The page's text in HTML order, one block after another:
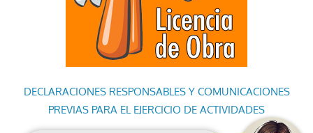
DECLARACIONES RESPONSABLES Y COMUNICACIONES
PREVIAS PARA EL EJERCICIO DE ACTIVIDADES